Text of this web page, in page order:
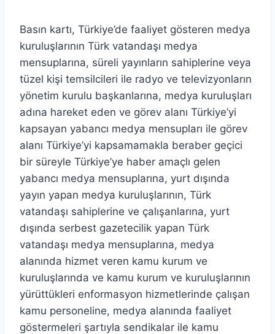
Basın kartı, Türkiye’de faaliyet gösteren medya
kuruluşlarının Türk vatandaşı medya
mensuplarına, süreli yayınların sahiplerine veya
tüzel kişi temsilcileri ile radyo ve televizyonların
yönetim kurulu başkanlarına, medya kuruluşları
adına hareket eden ve görev alanı Türkiye’yi
kapsayan yabancı medya mensupları ile görev
alanı Türkiye’yi kapsamamakla beraber geçici
bir süreyle Türkiye’ye haber amaçlı gelen
yabancı medya mensuplarına, yurt dışında
yayın yapan medya kuruluşlarının, Türk
vatandaşı sahiplerine ve çalışanlarına, yurt
dışında serbest gazetecilik yapan Türk
vatandaşı medya mensuplarına, medya
alanında hizmet veren kamu kurum ve
kuruluşlarında ve kamu kurum ve kuruluşlarının
yürüttükleri enformasyon hizmetlerinde çalışan
kamu personeline, medya alanında faaliyet
göstermeleri şartıyla sendikalar ile kamu